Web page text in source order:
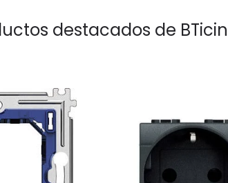
destacados de
y hacer estimaciones y modelizaciones de los
datos personales/cookies pueden usarse para la
son: Técnicas, de Rendimiento, de Funcionalidad y
para adaptarlas a tus necesidades. Dando tu
tus datos personales según se indica en su sitio de